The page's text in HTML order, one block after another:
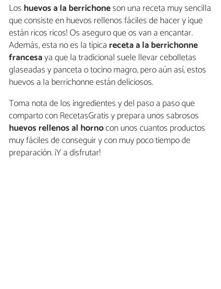
Los huevos a la berrichoneson una receta muy sencilla
que consiste en huevos rellenos fáciles de hacer y ¡que
están ricos ricos! Os aseguro que os van a encantar.
Además, esta no es la típica receta a la berrichonne
francesaya que la tradicional suele llevar cebolletas
glaseadas y panceta o tocino magro, pero aún así, estos
huevos a la berrichonne están deliciosos.
Toma nota de los ingredientes y del paso a paso que
comparto con RecetasGratis y prepara unos sabrosos
huevos rellenos al hornocon unos cuantos productos
muy fáciles de conseguir y con muy poco tiempo de
preparación. ¡Y a disfrutar!